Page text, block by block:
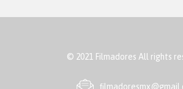
© 2021 Filmadores All rights